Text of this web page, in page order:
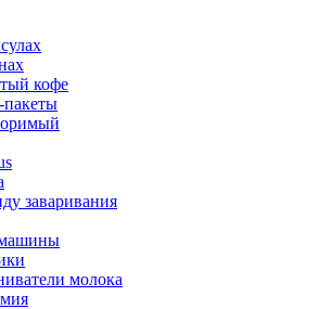
кофе
заваривания
молока